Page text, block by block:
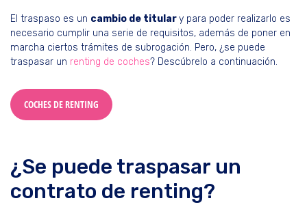
El traspaso es un cambio de titulary para poder realizarlo es
necesario cumplir una serie de requisitos, además de poner en
marcha ciertos trámites de subrogación. Pero, ¿se puede
traspasar un renting de coches? Descúbrelo a continuación.
COCHES DE RENTING
¿Se puede traspasar un
contrato de renting?